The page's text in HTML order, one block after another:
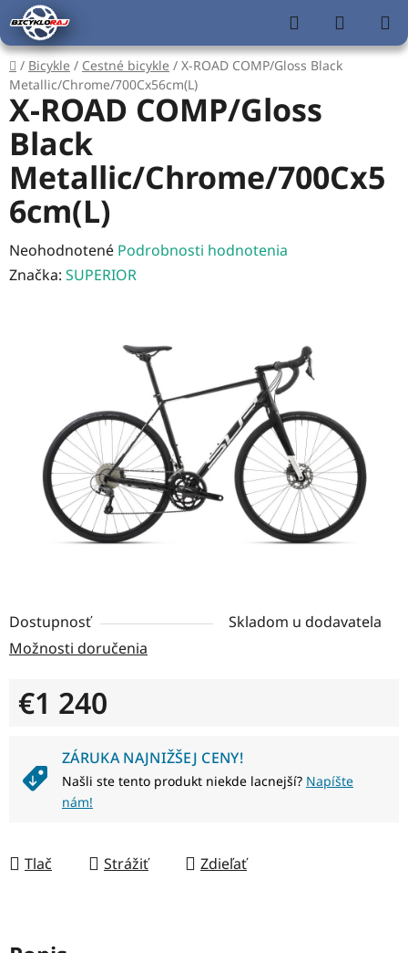
Prejsť
na
obsah
Hľadať
KOŠÍK
Domov
/ Bicykle / Cestné bicykle / X-ROAD COMP/Gloss Black
Metallic/Chrome/700Cx56cm(L)
Dostupnosť
Skladom u dodavatela
Možnosti doručenia
€1 240
ZÁRUKA NAJNIŽŠEJ CENY!
Našli ste tento produkt niekde lacnejší? Napíšte
nám!
Tlač Strážiť Zdieľať
X-ROAD COMP/Gloss
Black
Metallic/Chrome/700Cx5
6cm(L)
Priemerné
hodnotenie
hviezdičiek.
Neohodnotené Podrobnosti hodnotenia
Značka: SUPERIOR